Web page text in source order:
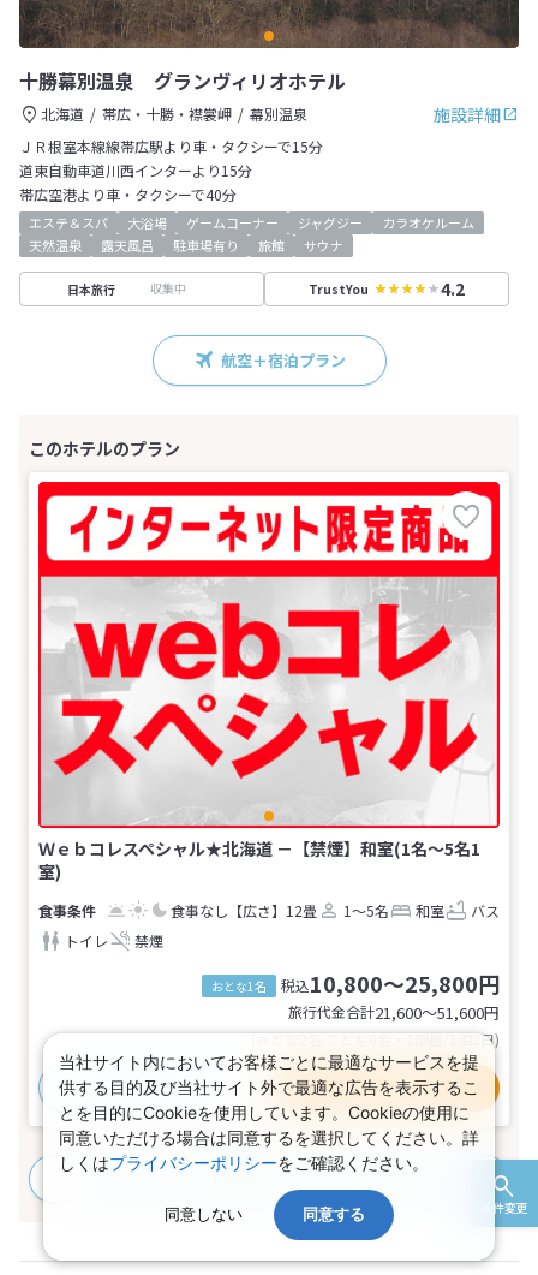
条件変更
十勝幕別温泉 グランヴィリオホテル
施設詳細
北海道 帯広・十勝・襟裳岬
幕別温泉
ＪＲ根室本線線帯広駅より車・タクシーで15分
道東自動車道川西インターより15分
帯広空港より車・タクシーで40分
エステ＆スパ 大浴場 ゲームコーナー ジャグジー
カラオケルーム
天然温泉
露天風呂 駐車場有り 旅館 サウナ
日本旅行 収集中 TrustYou 4.2
航空＋宿泊プラン
Ｗｅｂコレスペシャル★北海道 －【禁煙】和室(1名～5名1
室)
食事なし 【広さ】12畳 1～5名 和室
バス
トイレ
禁煙
おとな1名 税込10,800～25,800円
旅行代金合計21,600〜51,600円
(おとな2名 こども0名・1部屋/1泊2日)
おすすめポイント プランの詳細
すべてのプランを見る (30プラン、1部屋タイプ)
当社サイト内においてお客様ごとに最適なサービスを提
供する目的及び当社サイト外で最適な広告を表示するこ
とを目的にCookieを使用しています。Cookieの使用に
同意いただける場合は同意するを選択してください。詳
しくはプライバシーポリシーをご確認ください。
同意しない 同意する